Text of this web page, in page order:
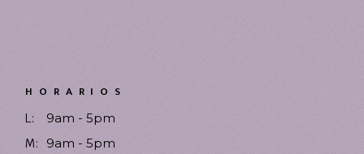
HORARIOS
L:
9am - 5pm
M:
9am - 5pm